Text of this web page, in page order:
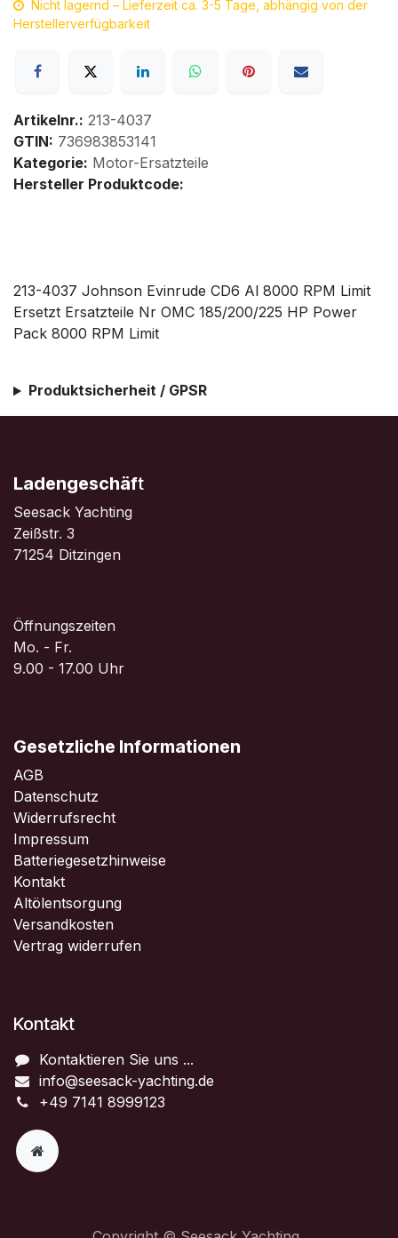
Nicht lagernd – Lieferzeit ca. 3-5 Tage, abhängig von der
Herstellerverfügbarkeit
Artikelnr.: 213-4037
GTIN: 736983853141
Kategorie: Motor-Ersatzteile
Hersteller Produktcode:
213-4037 Johnson Evinrude CD6 Al 8000 RPM Limit
Ersetzt Ersatzteile Nr OMC 185/200/225 HP Power
Pack 8000 RPM Limit
Produktsicherheit / GPSR
Ladengeschäft
Seesack Yachting
Zeißstr. 3
71254 Ditzingen
Öffnungszeiten
Mo. - Fr.
9.00 - 17.00 Uhr
Gesetzliche Informationen
AGB
Datenschutz
Widerrufsrecht
Impressum
Batteriegesetzhinweise
Kontakt
Altölentsorgung
Versandkosten
Vertrag widerrufen
Kontakt
Kontaktieren Sie uns ...
info@seesack-yachting.de
+49 7141 8999123